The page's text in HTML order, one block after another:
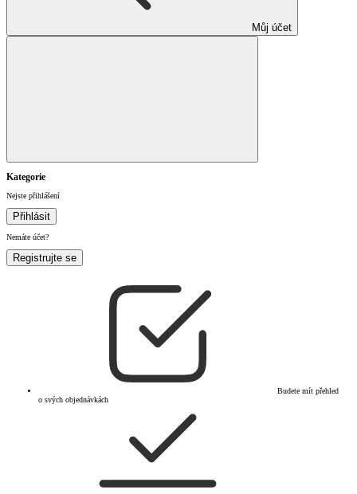
Můj účet
Kategorie
Nejste přihlášení
Přihlásit
Nemáte účet?
Registrujte se
Budete mít přehled
o svých objednávkách